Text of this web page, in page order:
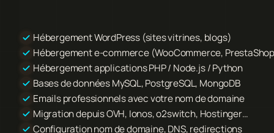
Hébergement WordPress (sites vitrines, blogs)
Hébergement e-commerce (WooCommerce,
Hébergement applications PHP / Node.js / Python
Bases de données MySQL, PostgreSQL, MongoDB
Emails professionnels avec votre nom de domaine
Migration depuis OVH, Ionos, o2switch, Hostinger…
Configuration nom de domaine, DNS, redirections